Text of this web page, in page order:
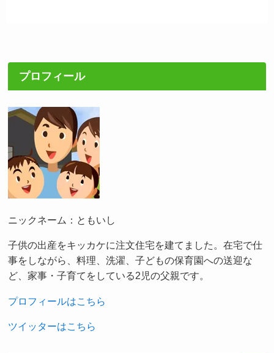
プロフィール
ニックネーム：ともいし
子供の出産をキッカケに注文住宅を建てました。在宅で仕
事をしながら、料理、洗濯、子どもの保育園への送迎な
ど、家事・子育てをしている2児の父親です。
プロフィールはこちら
ツイッターはこちら